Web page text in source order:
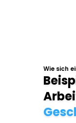
Wie sich